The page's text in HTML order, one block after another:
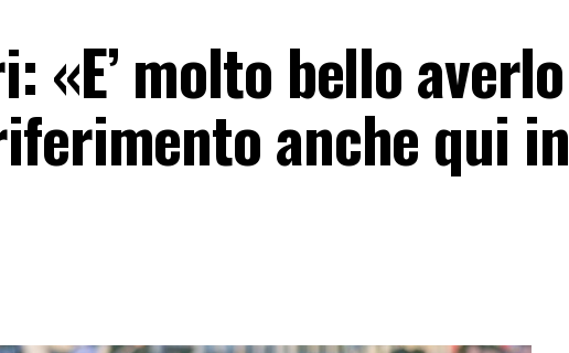
«E’ molto bello averlo
anche qui in